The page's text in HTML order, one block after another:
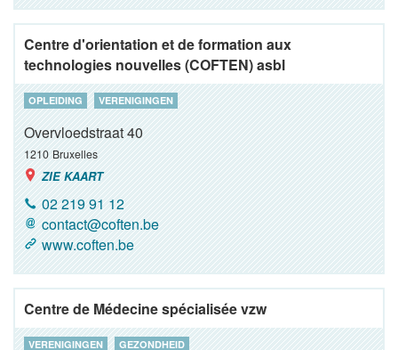
Centre d'orientation et de formation aux
technologies nouvelles (COFTEN) asbl
OPLEIDING VERENIGINGEN
Overvloedstraat 40
1210 Bruxelles
ZIE KAART
02 219 91 12
contact@coften.be
www.coften.be
Centre de Médecine spécialisée vzw
VERENIGINGEN GEZONDHEID